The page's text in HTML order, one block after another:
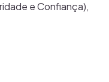
e Confiança),